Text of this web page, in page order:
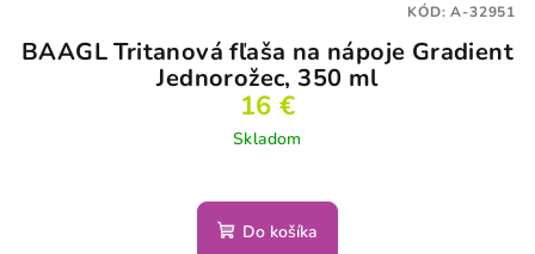
BAAGL Tritanová fľaša na nápoje Gradient
Jednorožec, 350 ml
16 €
Skladom
Do košíka
KÓD:A-32951